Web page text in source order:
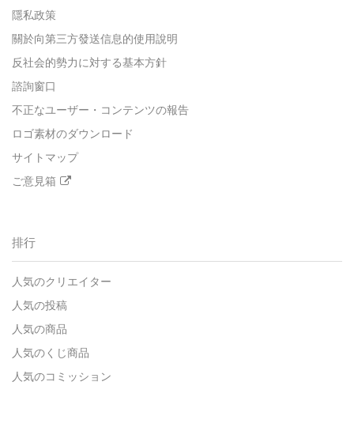
隱私政策
關於向第三方發送信息的使用說明
反社会的勢力に対する基本方針
諮詢窗口
不正なユーザー・コンテンツの報告
ロゴ素材のダウンロード
サイトマップ
ご意見箱
排行
人気のクリエイター
人気の投稿
人気の商品
人気のくじ商品
人気のコミッション